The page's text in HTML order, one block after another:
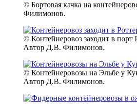
© Бортовая качка на
Филимонов.
© Контейнеровоз заходит в порт
Автор Д.В. Филимонов.
© Контейнеровозы на Эльбе у
Автор Д.В. Филимонов.